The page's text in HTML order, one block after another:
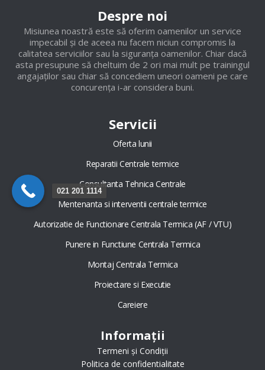
Despre noi
Misiunea noastră este să oferim oamenilor un service
impecabil și de aceea nu facem niciun compromis la
calitatea serviciilor sau la siguranța oamenilor. Chiar dacă
asta presupune să cheltuim de 2 ori mai mult pe trainingul
angajaților sau chiar să concediem uneori oameni pe care
concurența i-ar considera buni.
Servicii
Oferta lunii
Reparatii Centrale termice
Consultanta Tehnica Centrale
Mentenanta si interventii centrale termice
Autorizatie de Functionare Centrala Termica (AF / VTU)
Punere in Functiune Centrala Termica
Montaj Centrala Termica
Proiectare si Executie
Careiere
Informații
Termeni și Condiții
Politica de confidentialitate
021 201 1114